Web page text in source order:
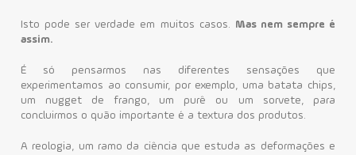
Isto pode ser verdade em muitos casos. Mas nem sempre é
assim.
É só pensarmos nas diferentes sensações que
experimentamos ao consumir, por exemplo, uma batata chips,
um nugget de frango, um purê ou um sorvete, para
concluirmos o quão importante é a textura dos produtos.
A reologia, um ramo da ciência que estuda as deformações e